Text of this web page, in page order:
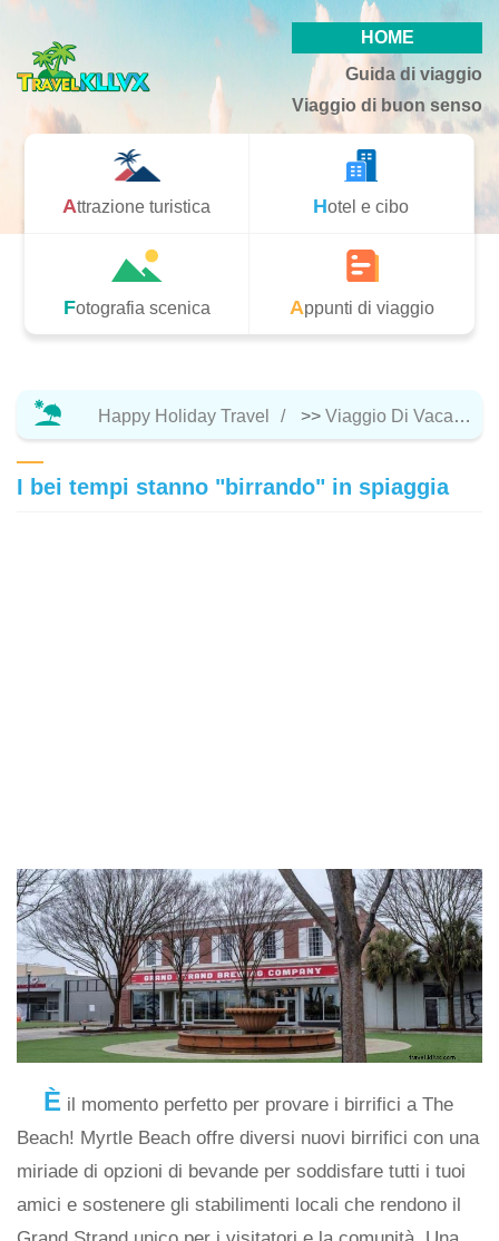
HOME
Guida di viaggio
Viaggio di buon senso
Attrazione turistica Hotel e cibo
Fotografia scenica Appunti di viaggio
Happy Holiday Travel >> Viaggio Di Vacanza
I bei tempi stanno "birrando" in spiaggia
È il momento perfetto per provare i birrifici a The
Beach! Myrtle Beach offre diversi nuovi birrifici con una
miriade di opzioni di bevande per soddisfare tutti i tuoi
amici e sostenere gli stabilimenti locali che rendono il